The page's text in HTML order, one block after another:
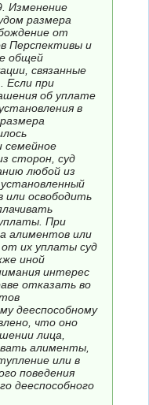
Изменение
размера
от
Перспективы и
общей
связанные
Если при
об уплате
в
семейное
сторон, суд
любой из
или освободить
При
алиментов или
их уплаты суд
иной
интерес
отказать во
дееспособному
что оно
лица,
алименты,
или в
поведения
дееспособного